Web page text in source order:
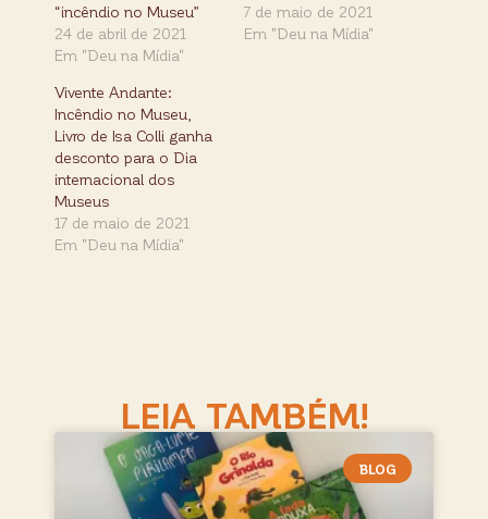
“incêndio no Museu”
24 de abril de 2021
Em "Deu na Mídia"
7 de maio de 2021
Em "Deu na Mídia"
Vivente Andante:
Incêndio no Museu,
Livro de Isa Colli ganha
desconto para o Dia
internacional dos
Museus
17 de maio de 2021
Em "Deu na Mídia"
LEIA TAMBÉM!
BLOG